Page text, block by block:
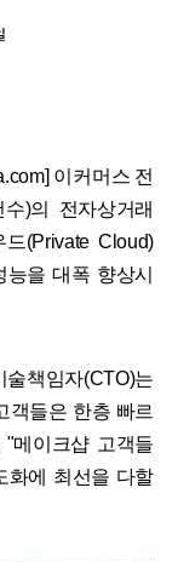
이커머스 전
)의 전자상거래
(Private Cloud)
을 대폭 향상시
책임자(CTO)는
객들은 한층 빠르
메이크샵 고객들
화에 최선을 다할